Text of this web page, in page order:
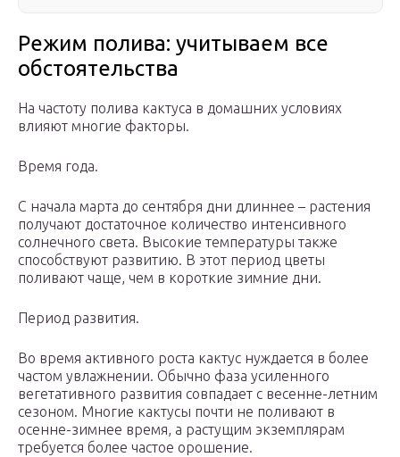
Режим полива: учитываем все
обстоятельства
На частоту полива кактуса в домашних условиях
влияют многие факторы.
Время года.
С начала марта до сентября дни длиннее – растения
получают достаточное количество интенсивного
солнечного света. Высокие температуры также
способствуют развитию. В этот период цветы
поливают чаще, чем в короткие зимние дни.
Период развития.
Во время активного роста кактус нуждается в более
частом увлажнении. Обычно фаза усиленного
вегетативного развития совпадает с весенне-летним
сезоном. Многие кактусы почти не поливают в
осенне-зимнее время, а растущим экземплярам
требуется более частое орошение.